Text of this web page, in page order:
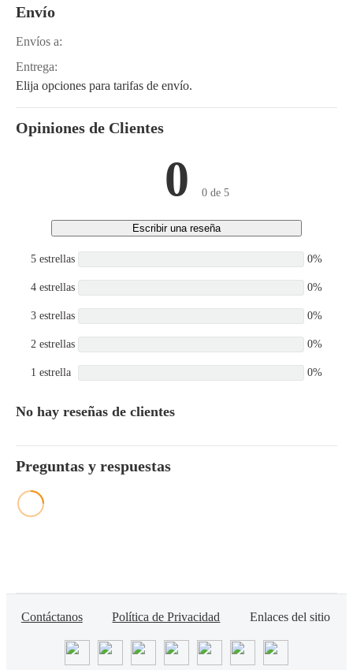
Envío
Envíos a:
Entrega:
Elija opciones para tarifas de envío.
Opiniones de Clientes
0 0 de 5
Escribir una reseña
5 estrellas 0%
4 estrellas 0%
3 estrellas 0%
2 estrellas 0%
1 estrella 0%
No hay reseñas de clientes
Preguntas y respuestas
Contáctanos Política de Privacidad Enlaces del sitio